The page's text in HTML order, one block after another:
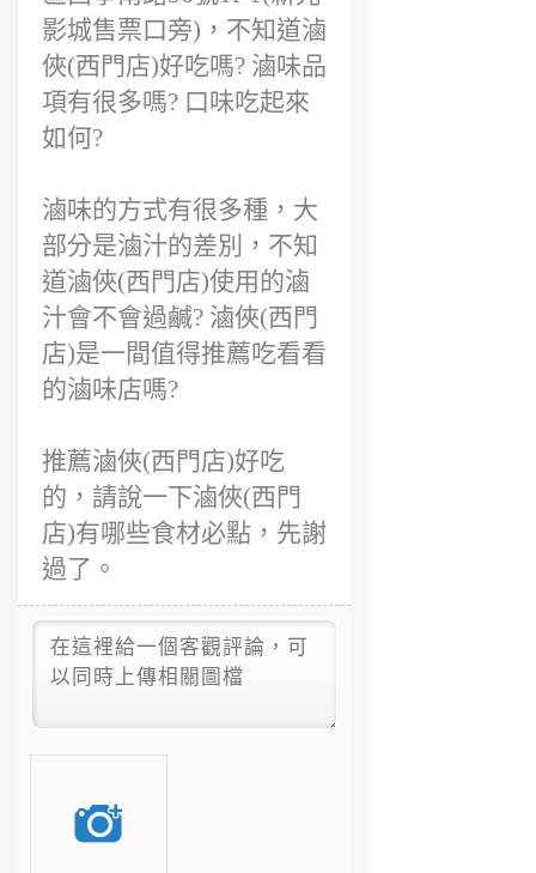
影城售票口旁)，不知道滷
俠(西門店)好吃嗎? 滷味品
項有很多嗎? 口味吃起來
如何?
滷味的方式有很多種，大
部分是滷汁的差別，不知
道滷俠(西門店)使用的滷
汁會不會過鹹? 滷俠(西門
店)是一間值得推薦吃看看
的滷味店嗎?
推薦滷俠(西門店)好吃
的，請說一下滷俠(西門
店)有哪些食材必點，先謝
過了。